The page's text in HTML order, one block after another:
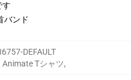
す
バンド
DEFAULT
Animate Tシャツ,